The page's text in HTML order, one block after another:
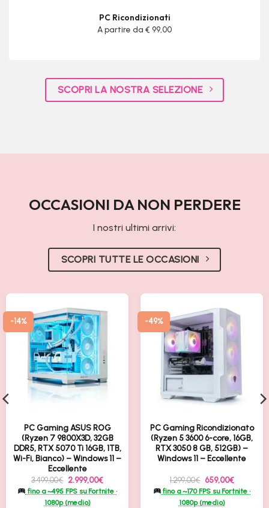
PC Ricondizionati
A partire da € 99,00
SCOPRI LA NOSTRA SELEZIONE
OCCASIONI DA NON PERDERE
I nostri ultimi arrivi:
SCOPRI TUTTE LE OCCASIONI
-14%
PC Gaming ASUS ROG
(Ryzen 7 9800X3D, 32GB
DDR5, RTX 5070 Ti 16GB, 1TB,
Wi-Fi, Bianco) – Windows 11 –
Eccellente
3.499,00€ Il
prezzo
originale
era:
2.999,00€Il
prezzo
attuale
fino a ~495 FPS su Fortnite ·
1080p (medio)
-49%
PC Gaming Ricondizionato
(Ryzen 5 3600 6-core, 16GB,
RTX 3050 8 GB, 512GB) –
Windows 11 – Eccellente
1.299,00€ Il
prezzo
originale
era:
659,00€Il
prezzo
attuale
fino a ~170 FPS su Fortnite ·
1080p (medio)